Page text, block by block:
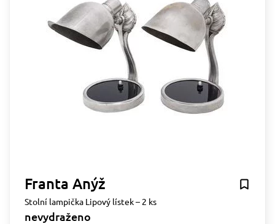
Franta Anýž
Stolní lampička Lipový lístek – 2 ks
nevydraženo